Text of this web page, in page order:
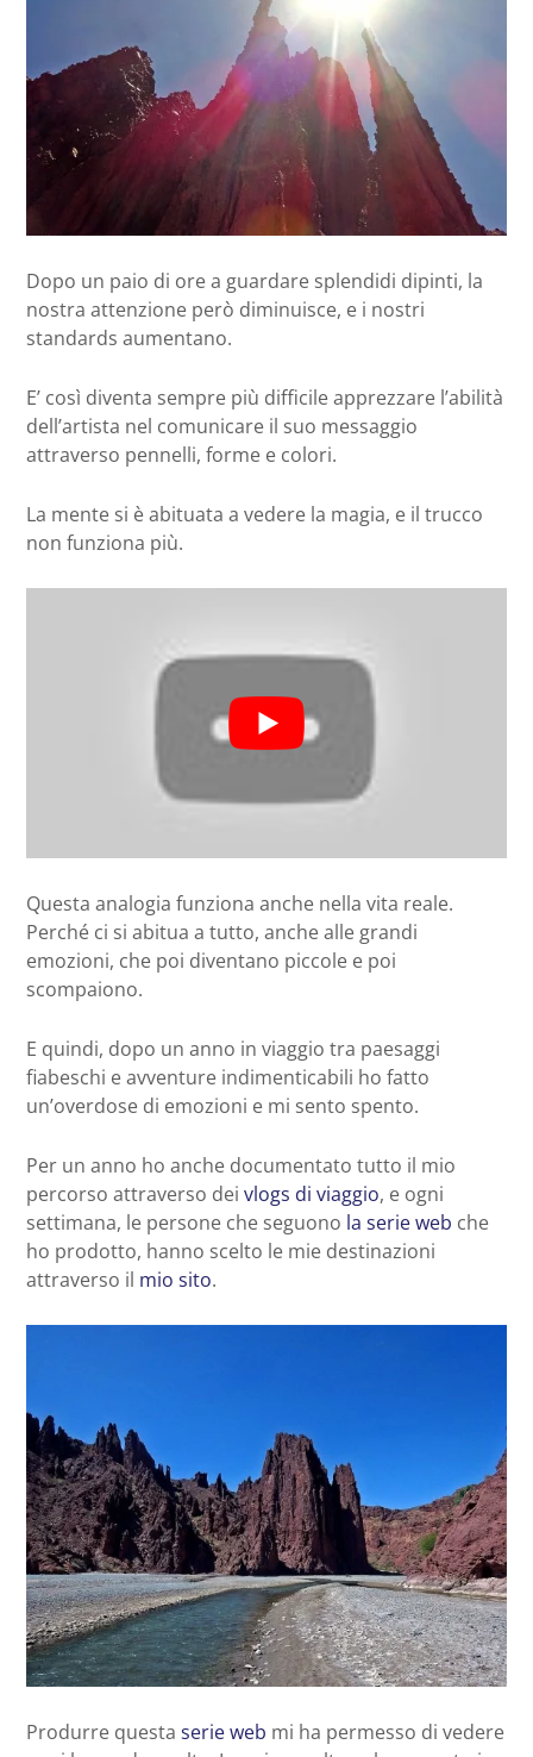
Dopo un paio di ore a guardare splendidi dipinti, la
nostra attenzione però diminuisce, e i nostri
standards aumentano.
E’ così diventa sempre più difficile apprezzare l’abilità
dell’artista nel comunicare il suo messaggio
attraverso pennelli, forme e colori.
La mente si è abituata a vedere la magia, e il trucco
non funziona più.
Questa analogia funziona anche nella vita reale.
Perché ci si abitua a tutto, anche alle grandi
emozioni, che poi diventano piccole e poi
scompaiono.
E quindi, dopo un anno in viaggio tra paesaggi
fiabeschi e avventure indimenticabili ho fatto
un’overdose di emozioni e mi sento spento.
Per un anno ho anche documentato tutto il mio
percorso attraverso dei vlogs di viaggio, e ogni
settimana, le persone che seguono la serie web che
ho prodotto, hanno scelto le mie destinazioni
attraverso il mio sito.
Produrre questa serie web mi ha permesso di vedere